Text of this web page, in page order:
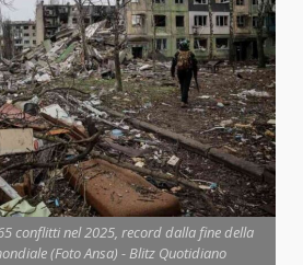
conflitti nel 2025, record dalla fine della
(Foto Ansa) - Blitz Quotidiano